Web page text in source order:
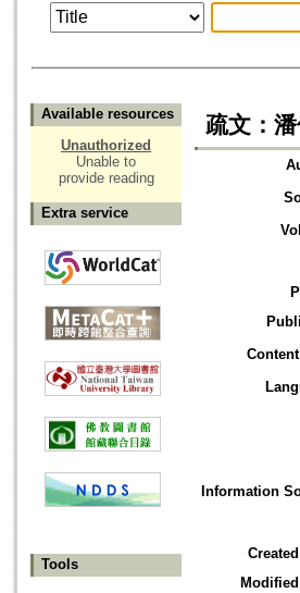
Available resources
Unauthorized
Unable to
provide reading
Extra service
Tools
疏文：
Information